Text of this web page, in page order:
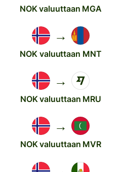
NOK valuuttaan MGA
→
NOK valuuttaan MNT
→
NOK valuuttaan MRU
→
NOK valuuttaan MVR